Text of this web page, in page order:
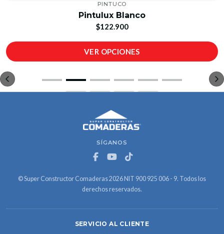
PINTUCO
Pintulux Blanco
$122.900
VER OPCIONES
SÍGANOS
© Super Constructor Comaderas 2026 NIT 900 925 006 - 9. Todos los
derechos reservados.
SERVICIO AL CLIENTE